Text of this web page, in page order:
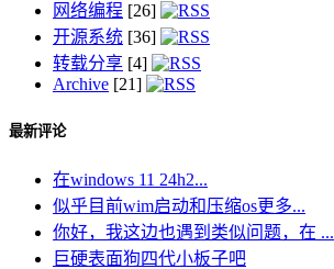
网络编程 [26]
开源系统 [36]
转载分享 [4]
Archive [21]
最新评论
在windows 11 24h2...
似乎目前wim启动和压缩os更多...
你好，我这边也遇到类似问题，在 ...
巨硬表面狗四代小板子吧